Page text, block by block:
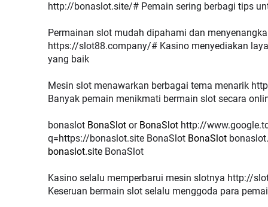
http://bonaslot.site/# Pemain sering berbagi tips
Permainan slot mudah dipahami dan
https://slot88.company/# Kasino menyediakan
yang baik
Mesin slot menawarkan berbagai tema menarik
Banyak pemain menikmati bermain slot secara
bonaslot BonaSlot or BonaSlot
q=https://bonaslot.site BonaSlot BonaSlot
bonaslot.site BonaSlot
Kasino selalu memperbarui mesin slotnya http://
Keseruan bermain slot selalu menggoda para